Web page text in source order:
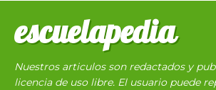
escuelapedia
Nuestros articulos son redactados y
licencia de uso libre. El usuario puede